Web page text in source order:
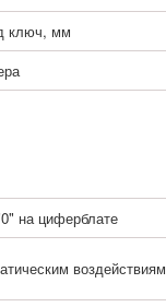
ключ, мм
на циферблате
воздействиям